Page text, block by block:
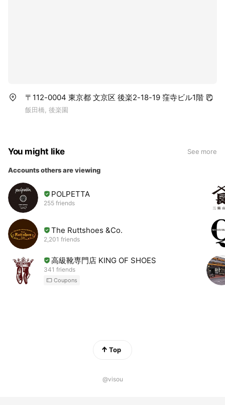
〒112-0004 東京都 文京区 後楽2-18-19 窪寺ビル1階
飯田橋, 後楽園
You might like See more
Accounts others are viewing
POLPETTA
255 friends
The Ruttshoes &Co.
2,201 friends
高級靴専門店 KING OF SHOES
341 friends
Coupons
Top
@visou